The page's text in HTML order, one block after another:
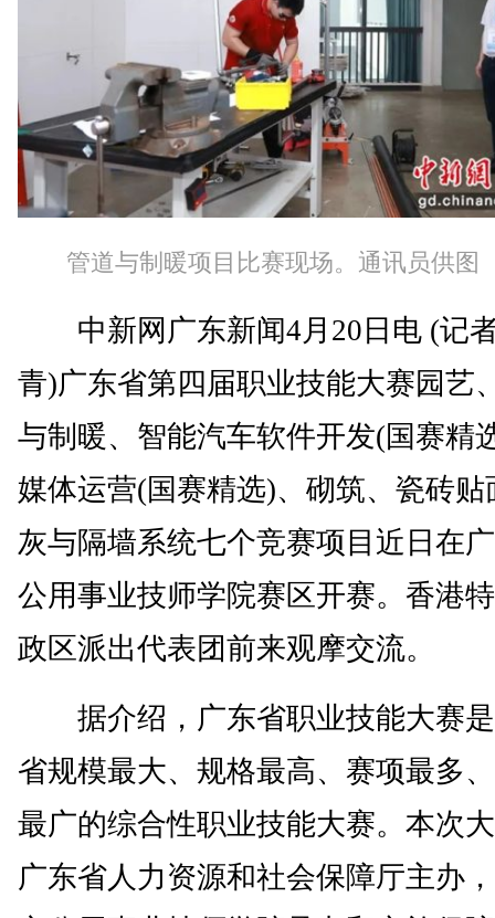
管道与制暖项目比赛现场。通讯员供图
中新网广东新闻4月20日电 (记
青)广东省第四届职业技能大赛园艺
与制暖、智能汽车软件开发(国赛精
媒体运营(国赛精选)、砌筑、瓷砖贴
灰与隔墙系统七个竞赛项目近日在
公用事业技师学院赛区开赛。香港
政区派出代表团前来观摩交流。
据介绍，广东省职业技能大赛
省规模最大、规格最高、赛项最多
最广的综合性职业技能大赛。本次
广东省人力资源和社会保障厅主办